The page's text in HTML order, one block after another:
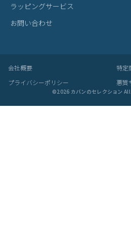
ラッピングサービス
お問い合わせ
会社概要
特定
プライバシーポリシー
悪質
©2026 カバンのセレクション